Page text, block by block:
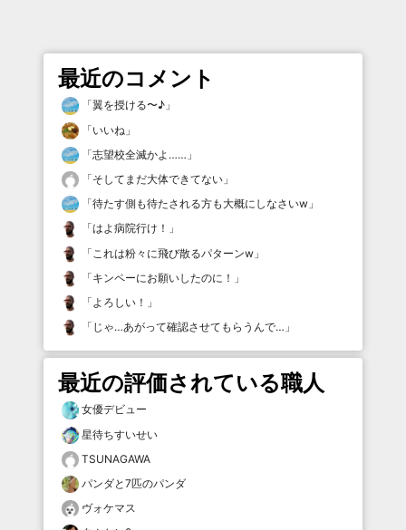
最近のコメント
「翼を授ける〜♪ 」
「いいね 」
「志望校全滅かよ…… 」
「そしてまだ大体できてない 」
「待たす側も待たされる方も大概にしなさいw 」
「はよ病院行け！ 」
「 これは粉々に飛び散るパターンw 」
「キンペーにお願いしたのに！ 」
「 よろしい！ 」
「 じゃ…あがって確認させてもらうんで… 」
最近の評価されている職人
女優デビュー
星待ちすいせい
TSUNAGAWA
パンダと7匹のパンダ
ヴォケマス